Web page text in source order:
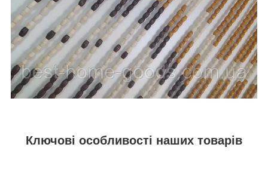
Ключові особливості наших товарів